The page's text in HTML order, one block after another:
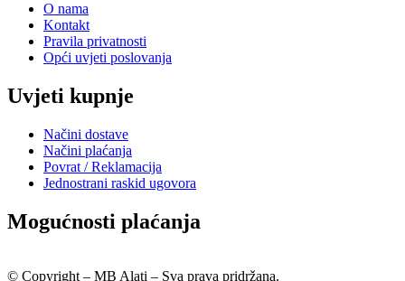
O nama
Kontakt
Pravila privatnosti
Opći uvjeti poslovanja
Uvjeti kupnje
Načini dostave
Načini plaćanja
Povrat / Reklamacija
Jednostrani raskid ugovora
Mogućnosti plaćanja
© Copyright – MB Alati – Sva prava pridržana.